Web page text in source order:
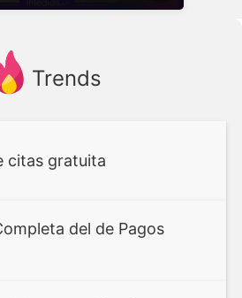
Trends
citas gratuita
del de Pagos